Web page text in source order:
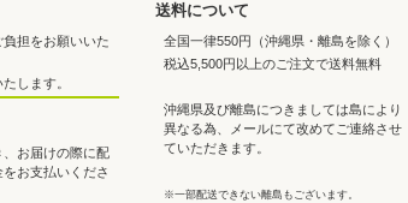
担をお願いいた
します。
お届けの際に配
お支払いくださ
送料について
全国一律550円（沖縄県・離島を除く）
税込5,500円以上のご注文で送料無料
沖縄県及び離島につきましては島により
異なる為、メールにて改めてご連絡させ
ていただきます。
※一部配送できない離島もございます。